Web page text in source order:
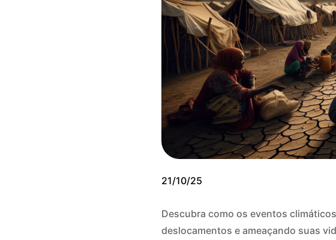
21/10/25
Descubra como os eventos
deslocamentos e ameaçando suas